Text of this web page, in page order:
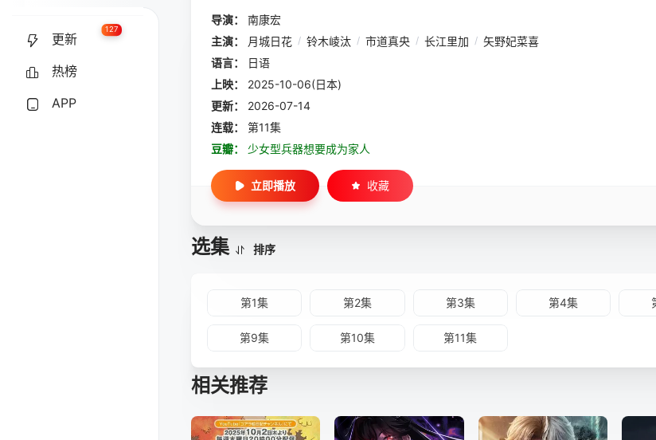
更新
127
热榜
APP
导演：
南康宏
主演：
月城日花 / 铃木崚汰 / 市道真央 / 长江里加 / 矢野妃菜喜
语言：
日语
上映：
2025-10-06(日本)
更新：
2026-07-14
连载：
第11集
豆瓣：
少女型兵器想要成为家人
立即播放 收藏
选集 排序
第1集 第2集 第3集 第4集
第9集 第10集 第11集
相关推荐